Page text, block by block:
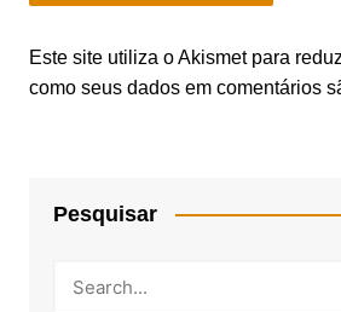
Este site utiliza o Akismet para
como seus dados em comentários
Pesquisar